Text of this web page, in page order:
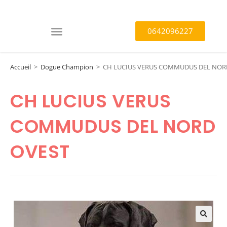
0642096227
Accueil > Dogue Champion > CH LUCIUS VERUS COMMUDUS DEL
CH LUCIUS VERUS
COMMUDUS DEL NORD
OVEST